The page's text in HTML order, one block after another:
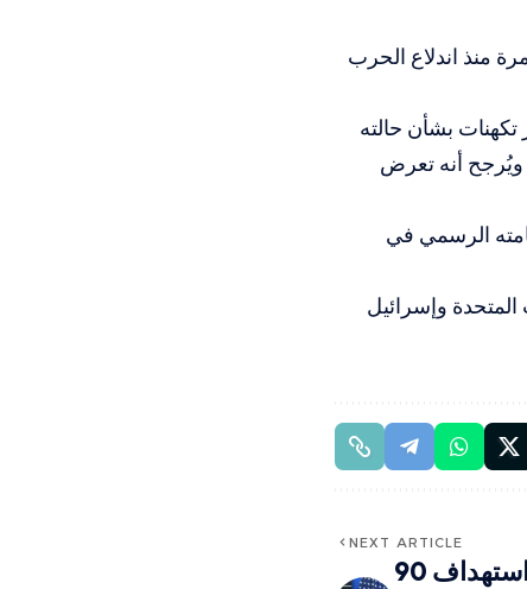
منذ اندلاع الحرب
بشأن حالته
ويُرجح أنه تعرض
إقامته الرسمي في
وإسرائيل
NEXT ARTICLE
الجيش الأمريكي يعلن استهداف 90